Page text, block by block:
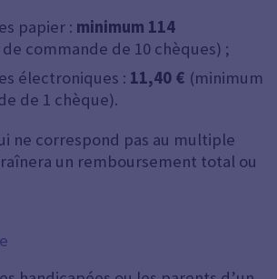
papier : minimum 114
commande de 10 chèques) ;
électroniques : 11,40 € (minimum
de 1 chèque).
ne correspond pas au multiple
un remboursement total ou